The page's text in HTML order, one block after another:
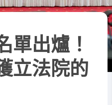
單出爐！
立法院的